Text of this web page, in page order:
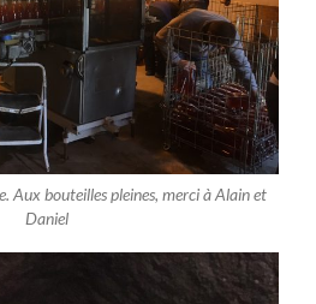
Aux bouteilles pleines, merci à Alain et
Daniel